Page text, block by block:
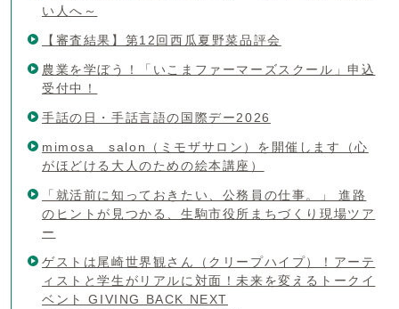
い人へ～
【審査結果】第12回西瓜夏野菜品評会
農業を学ぼう！「いこまファーマーズスクール」申込
受付中！
手話の日・手話言語の国際デー2026
mimosa salon（ミモザサロン）を開催します（心
がほどける大人のための絵本講座）
「就活前に知っておきたい、公務員の仕事。」 進路
のヒントが見つかる、生駒市役所まちづくり現場ツア
ー
ゲストは尾崎世界観さん（クリープハイプ）！アーテ
ィストと学生がリアルに対面！未来を変えるトークイ
ベント GIVING BACK NEXT